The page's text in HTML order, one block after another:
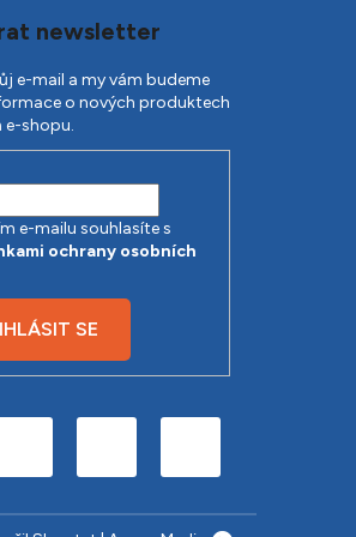
newsletter
e-mail a my vám budeme
o nových produktech
e-shopu.
e-mailu souhlasíte s
ochrany osobních
SE